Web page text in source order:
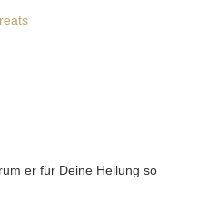
er für Deine Heilung so